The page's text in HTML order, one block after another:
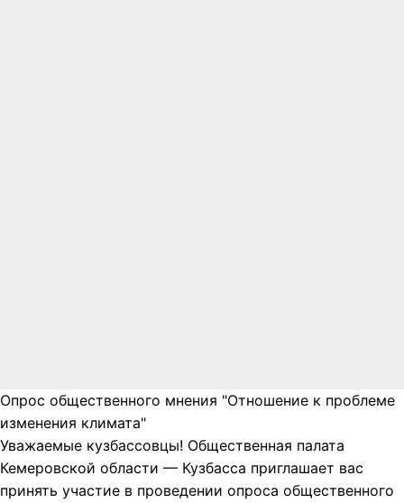
Опрос общественного мнения "Отношение к проблеме
изменения климата"
Уважаемые кузбассовцы! Общественная палата
Кемеровской области — Кузбасса приглашает вас
принять участие в проведении опроса общественного